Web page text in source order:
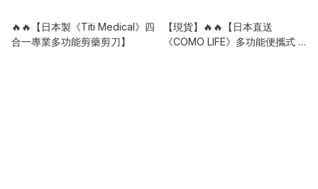
🔥🔥【日本製《Titi Medical》四
合一專業多功能剪藥剪刀】
【現貨】🔥🔥【日本直送
《COMO LIFE》多功能便攜式 7